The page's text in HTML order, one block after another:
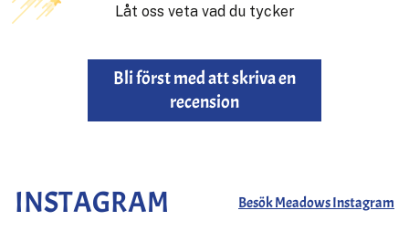
Låt oss veta vad du tycker
Bli först med att skriva en
recension
INSTAGRAM Besök Meadows Instagram